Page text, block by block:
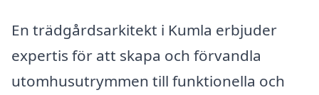
En trädgårdsarkitekt i Kumla erbjuder
expertis för att skapa och förvandla
utomhusutrymmen till funktionella och